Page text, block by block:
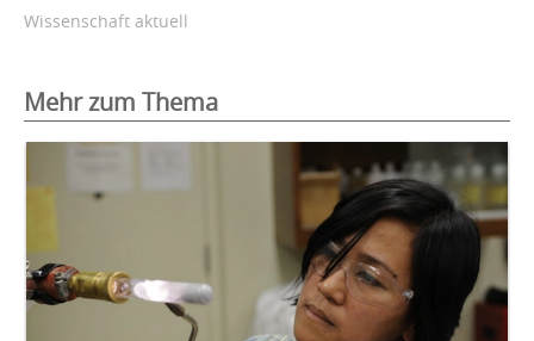
Wissenschaft aktuell
Mehr zum Thema